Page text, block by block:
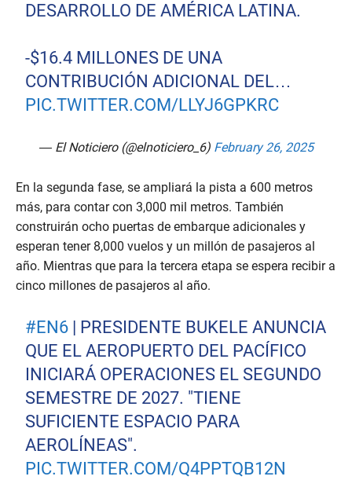
DESARROLLO DE AMÉRICA LATINA.
-$16.4 MILLONES DE UNA
CONTRIBUCIÓN ADICIONAL DEL…
PIC.TWITTER.COM/LLYJ6GPKRC
— El Noticiero (@elnoticiero_6) February 26, 2025
En la segunda fase, se ampliará la pista a 600 metros
más, para contar con 3,000 mil metros. También
construirán ocho puertas de embarque adicionales y
esperan tener 8,000 vuelos y un millón de pasajeros al
año. Mientras que para la tercera etapa se espera recibir a
cinco millones de pasajeros al año.
#EN6 | PRESIDENTE BUKELE ANUNCIA
QUE EL AEROPUERTO DEL PACÍFICO
INICIARÁ OPERACIONES EL SEGUNDO
SEMESTRE DE 2027. "TIENE
SUFICIENTE ESPACIO PARA
AEROLÍNEAS".
PIC.TWITTER.COM/Q4PPTQB12N